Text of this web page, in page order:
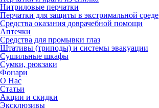
Нитриловые перчатки
Перчатки для защиты в экстримальной среде
Средства оказания доврачебной помощи
Аптечки
Средства для промывки глаз
Штативы (триподы) и системы эвакуации
Сушильные шкафы
Сумки, рюкзаки
Фонари
О Нас
Статьи
Акции и скидки
Эксклюзивы